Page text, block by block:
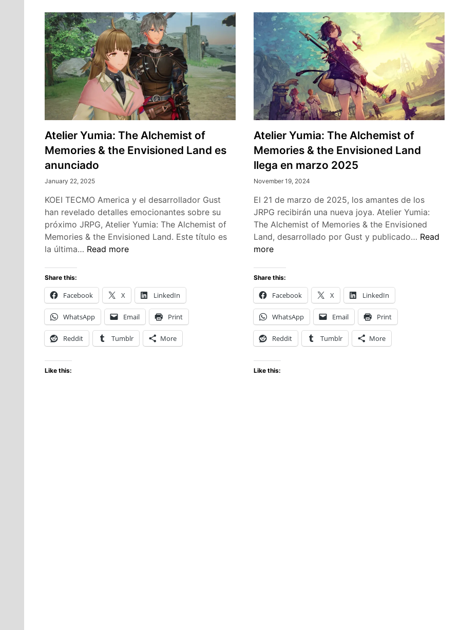
Atelier Yumia: The Alchemist of
Memories & the Envisioned Land es
anunciado
January 22, 2025
KOEI TECMO America y el desarrollador Gust
han revelado detalles emocionantes sobre su
próximo JRPG, Atelier Yumia: The Alchemist of
Memories & the Envisioned Land. Este título es
la última… Atelier
Alchemist
of
Memories
&
the
Envisioned
Read more
Share this:
Facebook X LinkedIn
WhatsApp Email Print
Reddit Tumblr More
Like this:
Atelier Yumia: The Alchemist of
Memories & the Envisioned Land
llega en marzo 2025
November 19, 2024
El 21 de marzo de 2025, los amantes de los
JRPG recibirán una nueva joya. Atelier Yumia:
The Alchemist of Memories & the Envisioned
Land, desarrollado por Gust y publicado… Atelier
Read
more
Share this:
Facebook X LinkedIn
WhatsApp Email Print
Reddit Tumblr More
Like this: